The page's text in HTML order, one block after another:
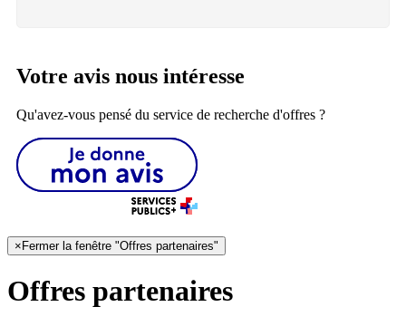
Votre avis nous intéresse
Qu'avez-vous pensé du service de recherche d'offres ?
× Fermer la fenêtre "Offres partenaires"
Offres partenaires